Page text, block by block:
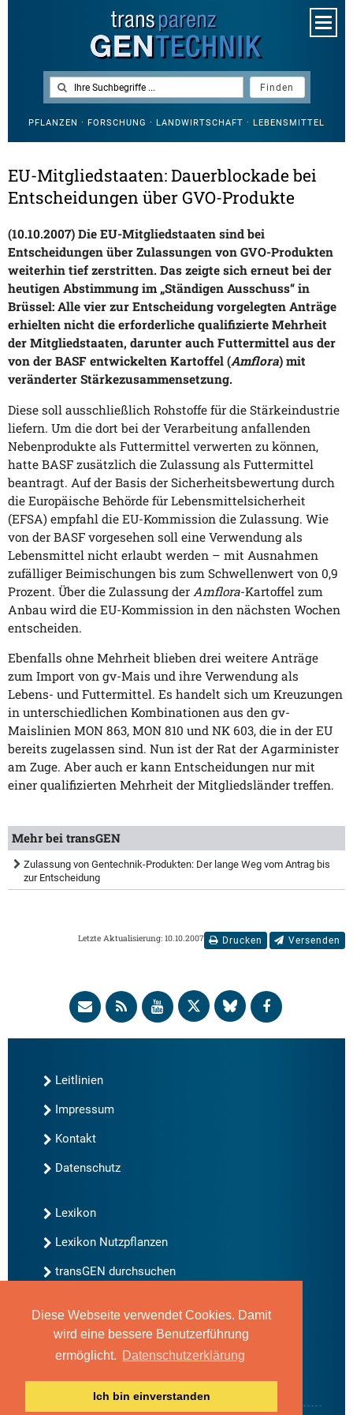
Diese Webseite verwendet Cookies. Damit
wird eine bessere Benutzerführung
ermöglicht. Datenschutzerklärung
Ich bin einverstanden
PFLANZEN · FORSCHUNG · LANDWIRTSCHAFT · LEBENSMITTEL
EU-Mitgliedstaaten: Dauerblockade bei
Entscheidungen über GVO-Produkte
(10.10.2007) Die EU-Mitgliedstaaten sind bei
Entscheidungen über Zulassungen von GVO-Produkten
weiterhin tief zerstritten. Das zeigte sich erneut bei der
heutigen Abstimmung im „Ständigen Ausschuss“ in
Brüssel: Alle vier zur Entscheidung vorgelegten Anträge
erhielten nicht die erforderliche qualifizierte Mehrheit
der Mitgliedstaaten, darunter auch Futtermittel aus der
von der BASF entwickelten Kartoffel (Amflora) mit
veränderter Stärkezusammensetzung.
Diese soll ausschließlich Rohstoffe für die Stärkeindustrie
liefern. Um die dort bei der Verarbeitung anfallenden
Nebenprodukte als Futtermittel verwerten zu können,
hatte BASF zusätzlich die Zulassung als Futtermittel
beantragt. Auf der Basis der Sicherheitsbewertung durch
die Europäische Behörde für Lebensmittelsicherheit
(EFSA) empfahl die EU-Kommission die Zulassung. Wie
von der BASF vorgesehen soll eine Verwendung als
Lebensmittel nicht erlaubt werden – mit Ausnahmen
zufälliger Beimischungen bis zum Schwellenwert von 0,9
Prozent. Über die Zulassung der Amflora-Kartoffel zum
Anbau wird die EU-Kommission in den nächsten Wochen
entscheiden.
Ebenfalls ohne Mehrheit blieben drei weitere Anträge
zum Import von gv-Mais und ihre Verwendung als
Lebens- und Futtermittel. Es handelt sich um Kreuzungen
in unterschiedlichen Kombinationen aus den gv-
Maislinien MON 863, MON 810 und NK 603, die in der EU
bereits zugelassen sind. Nun ist der Rat der Agarminister
am Zuge. Aber auch er kann Entscheidungen nur mit
einer qualifizierten Mehrheit der Mitgliedsländer treffen.
Mehr bei transGEN
Zulassung von Gentechnik-Produkten: Der lange Weg vom Antrag bis
zur Entscheidung
Drucken Versenden
Letzte Aktualisierung: 10.10.2007
Leitlinien
Impressum
Kontakt
Datenschutz
Lexikon
Lexikon Nutzpflanzen
transGEN durchsuchen
Neu bei transGEN